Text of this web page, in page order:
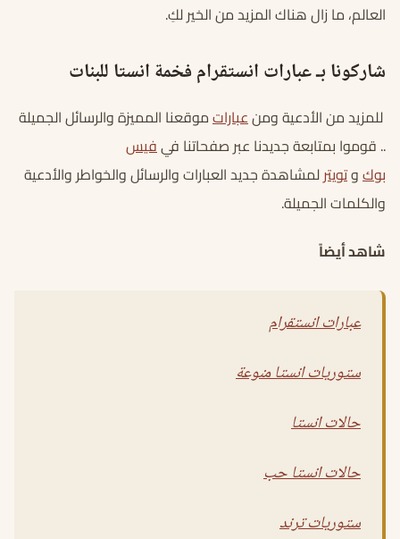
العالم، ما زال هناك المزيد من الخير لكِ.
شاركونا بـ عبارات انستقرام فخمة انستا للبنات
للمزيد من الأدعية ومنعباراتموقعنا المميزة والرسائل الجميلة
.. قوموا بمتابعة جديدنا عبر صفحاتنا فيفيس
بوكوتويترلمشاهدة جديد العبارات والرسائل والخواطر والأدعية
والكلمات الجميلة.
شاهد أيضاً
عبارات انستقرام
ستوريات انستا منوعة
حالات انستا
حالات انستا حب
ستوريات ترند